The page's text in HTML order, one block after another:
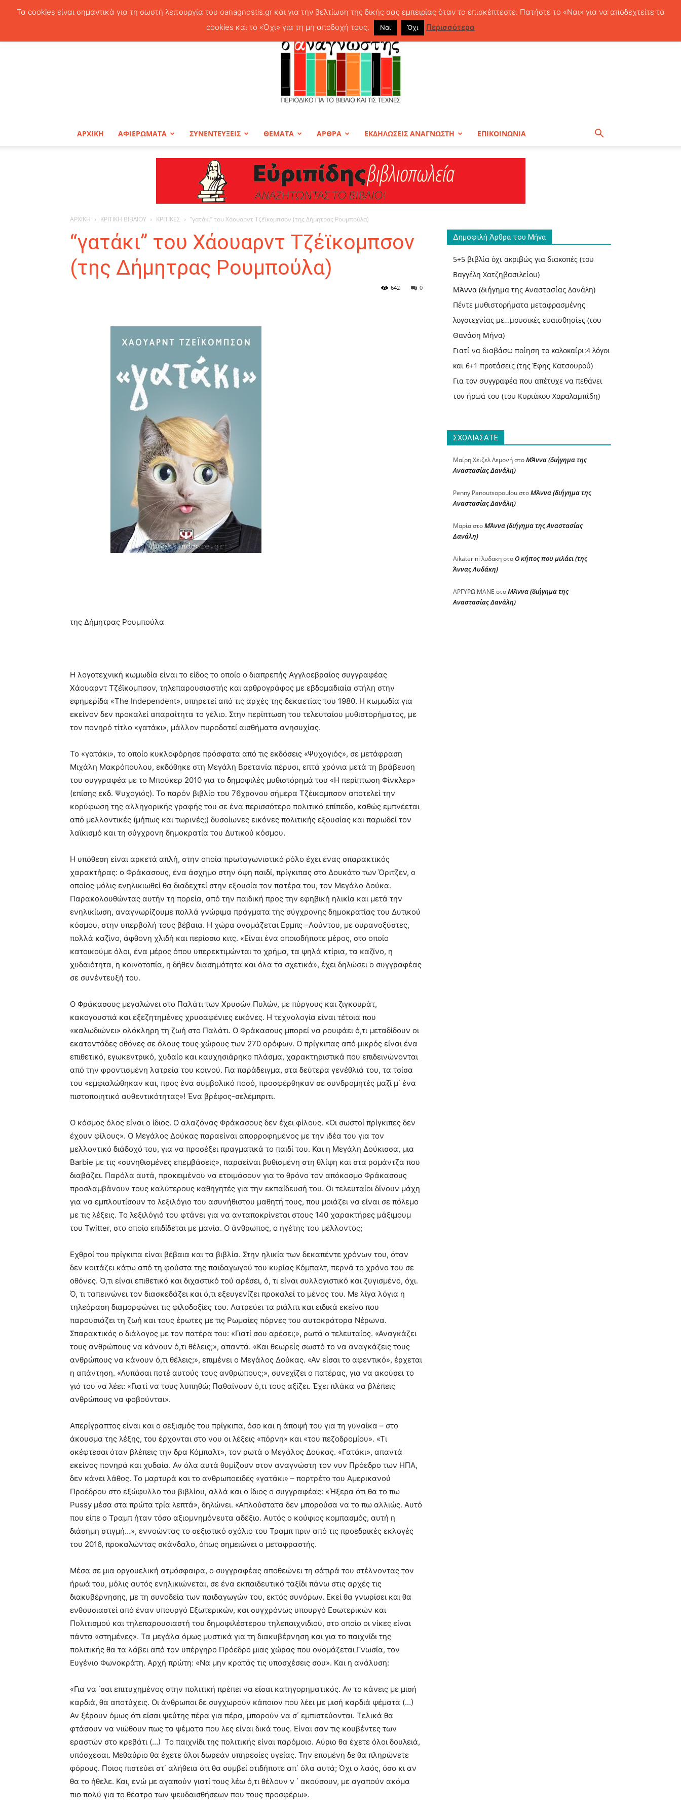
Σάββατο, 8 Αυγούστου, 2026
Ο
ΑΝΑΓΝΩΣΤΗΣ
ΤΕΧΝΕΣ
ΑΡΧΙΚΗ ΑΦΙΕΡΩΜΑΤΑ ΣΥΝΕΝΤΕΥΞΕΙΣ ΘΕΜΑΤΑ ΑΡΘΡΑ ΕΚΔΗΛΩΣΕΙΣ ΑΝΑΓΝΩΣΤΗ ΕΠΙΚΟΙΝΩΝΙΑ
ΑΡΧΙΚΗ ΚΡΙΤΙΚΗ ΒΙΒΛΙΟΥ ΚΡΙΤΙΚΕΣ “γατάκι” του Χάουαρντ Τζέϊκομπσον (της Δήμητρας Ρουμπούλα)
“γατάκι” του Χάουαρντ Τζέϊκομπσον
(της Δήμητρας Ρουμπούλα)
0
642
της Δήμητρας Ρουμπούλα
Η λογοτεχνική κωμωδία είναι το είδος το οποίο ο διαπρεπής Αγγλοεβραίος συγγραφέας
Χάουαρντ Τζέϊκομπσον, τηλεπαρουσιαστής και αρθρογράφος με εβδομαδιαία στήλη στην
εφημερίδα «The Independent», υπηρετεί από τις αρχές της δεκαετίας του 1980. Η κωμωδία για
εκείνον δεν προκαλεί απαραίτητα το γέλιο. Στην περίπτωση του τελευταίου μυθιστορήματος, με
τον πονηρό τίτλο «γατάκι», μάλλον πυροδοτεί αισθήματα ανησυχίας.
Το «γατάκι», το οποίο κυκλοφόρησε πρόσφατα από τις εκδόσεις «Ψυχογιός», σε μετάφραση
Μιχάλη Μακρόπουλου, εκδόθηκε στη Μεγάλη Βρετανία πέρυσι, επτά χρόνια μετά τη βράβευση
του συγγραφέα με το Μπούκερ 2010 για το δημοφιλές μυθιστόρημά του «Η περίπτωση Φίνκλερ»
(επίσης εκδ. Ψυχογιός). Το παρόν βιβλίο του 76χρονου σήμερα Τζέικομπσον αποτελεί την
κορύφωση της αλληγορικής γραφής του σε ένα περισσότερο πολιτικό επίπεδο, καθώς εμπνέεται
από μελλοντικές (μήπως και τωρινές;) δυσοίωνες εικόνες πολιτικής εξουσίας και παρωδεί τον
λαϊκισμό και τη σύγχρονη δημοκρατία του Δυτικού κόσμου.
Η υπόθεση είναι αρκετά απλή, στην οποία πρωταγωνιστικό ρόλο έχει ένας σπαρακτικός
χαρακτήρας: ο Φράκασους, ένα άσχημο στην όψη παιδί, πρίγκιπας στο Δουκάτο των Όριτζεν, ο
οποίος μόλις ενηλικιωθεί θα διαδεχτεί στην εξουσία τον πατέρα του, τον Μεγάλο Δούκα.
Παρακολουθώντας αυτήν τη πορεία, από την παιδική προς την εφηβική ηλικία και μετά την
ενηλικίωση, αναγνωρίζουμε πολλά γνώριμα πράγματα της σύγχρονης δημοκρατίας του Δυτικού
κόσμου, στην υπερβολή τους βέβαια. Η χώρα ονομάζεται Ερμπς –Λούντου, με ουρανοξύστες,
πολλά καζίνο, άφθονη χλιδή και περίσσιο κιτς. «Είναι ένα οποιοδήποτε μέρος, στο οποίο
κατοικούμε όλοι, ένα μέρος όπου υπερεκτιμώνται το χρήμα, τα ψηλά κτίρια, τα καζίνο, η
χυδαιότητα, η κοινοτοπία, η δήθεν διασημότητα και όλα τα σχετικά», έχει δηλώσει ο συγγραφέας
σε συνέντευξή του.
Ο Φράκασους μεγαλώνει στο Παλάτι των Χρυσών Πυλών, με πύργους και ζιγκουράτ,
κακογουστιά και εξεζητημένες χρυσαφένιες εικόνες. Η τεχνολογία είναι τέτοια που
«καλωδιώνει» ολόκληρη τη ζωή στο Παλάτι. Ο Φράκασους μπορεί να ρουφάει ό,τι μεταδίδουν οι
εκατοντάδες οθόνες σε όλους τους χώρους των 270 ορόφων. Ο πρίγκιπας από μικρός είναι ένα
επιθετικό, εγωκεντρικό, χυδαίο και καυχησιάρηκο πλάσμα, χαρακτηριστικά που επιδεινώνονται
από την φροντισμένη λατρεία του κοινού. Για παράδειγμα, στα δεύτερα γενέθλιά του, τα τσίσα
του «εμφιαλώθηκαν και, προς ένα συμβολικό ποσό, προσφέρθηκαν σε συνδρομητές μαζί μ΄ ένα
πιστοποιητικό αυθεντικότητας»! Ένα βρέφος-σελέμπριτι.
Ο κόσμος όλος είναι ο ίδιος. Ο αλαζόνας Φράκασους δεν έχει φίλους. «Οι σωστοί πρίγκιπες δεν
έχουν φίλους». Ο Μεγάλος Δούκας παραείναι απορροφημένος με την ιδέα του για τον
μελλοντικό διάδοχό του, για να προσέξει πραγματικά το παιδί του. Και η Μεγάλη Δούκισσα, μια
Barbie με τις «συνηθισμένες επεμβάσεις», παραείναι βυθισμένη στη θλίψη και στα ρομάντζα που
διαβάζει. Παρόλα αυτά, προκειμένου να ετοιμάσουν για το θρόνο τον απόκοσμο Φράκασους
προσλαμβάνουν τους καλύτερους καθηγητές για την εκπαίδευσή του. Οι τελευταίοι δίνουν μάχη
για να εμπλουτίσουν το λεξιλόγιο του ασυνήθιστου μαθητή τους, που μοιάζει να είναι σε πόλεμο
με τις λέξεις. Το λεξιλόγιό του φτάνει για να ανταποκρίνεται στους 140 χαρακτήρες μάξιμουμ
του Twitter, στο οποίο επιδίδεται με μανία. Ο άνθρωπος, ο ηγέτης του μέλλοντος;
Εχθροί του πρίγκιπα είναι βέβαια και τα βιβλία. Στην ηλικία των δεκαπέντε χρόνων του, όταν
δεν κοιτάζει κάτω από τη φούστα της παιδαγωγού του κυρίας Κόμπαλτ, περνά το χρόνο του σε
οθόνες. Ό,τι είναι επιθετικό και διχαστικό τού αρέσει, ό, τι είναι συλλογιστικό και ζυγισμένο, όχι.
Ό, τι ταπεινώνει τον διασκεδάζει και ό,τι εξευγενίζει προκαλεί το μένος του. Με λίγα λόγια η
τηλεόραση διαμορφώνει τις φιλοδοξίες του. Λατρεύει τα ριάλιτι και ειδικά εκείνο που
παρουσιάζει τη ζωή και τους έρωτες με τις Ρωμαίες πόρνες του αυτοκράτορα Νέρωνα.
Σπαρακτικός ο διάλογος με τον πατέρα του: «Γιατί σου αρέσει;», ρωτά ο τελευταίος. «Αναγκάζει
τους ανθρώπους να κάνουν ό,τι θέλεις;», απαντά. «Και θεωρείς σωστό το να αναγκάζεις τους
ανθρώπους να κάνουν ό,τι θέλεις;», επιμένει ο Μεγάλος Δούκας. «Αν είσαι το αφεντικό», έρχεται
η απάντηση. «Λυπάσαι ποτέ αυτούς τους ανθρώπους;», συνεχίζει ο πατέρας, για να ακούσει το
γιό του να λέει: «Γιατί να τους λυπηθώ; Παθαίνουν ό,τι τους αξίζει. Έχει πλάκα να βλέπεις
ανθρώπους να φοβούνται».
Απερίγραπτος είναι και ο σεξισμός του πρίγκιπα, όσο και η άποψή του για τη γυναίκα – στο
άκουσμα της λέξης, του έρχονται στο νου οι λέξεις «πόρνη» και «του πεζοδρομίου». «Τι
σκέφτεσαι όταν βλέπεις την δρα Κόμπαλτ», τον ρωτά ο Μεγάλος Δούκας. «Γατάκι», απαντά
εκείνος πονηρά και χυδαία. Αν όλα αυτά θυμίζουν στον αναγνώστη τον νυν Πρόεδρο των ΗΠΑ,
δεν κάνει λάθος. Το μαρτυρά και το ανθρωποειδές «γατάκι» – πορτρέτο του Αμερικανού
Προέδρου στο εξώφυλλο του βιβλίου, αλλά και ο ίδιος ο συγγραφέας: «Ήξερα ότι θα το πω
Pussy μέσα στα πρώτα τρία λεπτά», δηλώνει. «Απλούστατα δεν μπορούσα να το πω αλλιώς. Αυτό
που είπε ο Τραμπ ήταν τόσο αξιομνημόνευτα αδέξιο. Αυτός ο κούφιος κομπασμός, αυτή η
διάσημη στιγμή…», εννοώντας το σεξιστικό σχόλιο του Τραμπ πριν από τις προεδρικές εκλογές
του 2016, προκαλώντας σκάνδαλο, όπως σημειώνει ο μεταφραστής.
Μέσα σε μια οργουελική ατμόσφαιρα, ο συγγραφέας αποθεώνει τη σάτιρά του στέλνοντας τον
ήρωά του, μόλις αυτός ενηλικιώνεται, σε ένα εκπαιδευτικό ταξίδι πάνω στις αρχές τις
διακυβέρνησης, με τη συνοδεία των παιδαγωγών του, εκτός συνόρων. Εκεί θα γνωρίσει και θα
ενθουσιαστεί από έναν υπουργό Εξωτερικών, και συγχρόνως υπουργό Εσωτερικών και
Πολιτισμού και τηλεπαρουσιαστή του δημοφιλέστερου τηλεπαιχνιδιού, στο οποίο οι νίκες είναι
πάντα «στημένες». Τα μεγάλα όμως μυστικά για τη διακυβέρνηση και για το παιχνίδι της
πολιτικής θα τα λάβει από τον υπέργηρο Πρόεδρο μιας χώρας που ονομάζεται Γνωσία, τον
Ευγένιο Φωνοκράτη. Αρχή πρώτη: «Να μην κρατάς τις υποσχέσεις σου». Και η ανάλυση:
«Για να ΄σαι επιτυχημένος στην πολιτική πρέπει να είσαι κατηγορηματικός. Αν το κάνεις με μισή
καρδιά, θα αποτύχεις. Οι άνθρωποι δε συγχωρούν κάποιον που λέει με μισή καρδιά ψέματα (…)
Αν ξέρουν όμως ότι είσαι ψεύτης πέρα για πέρα, μπορούν να σ΄ εμπιστεύονται. Τελικά θα
φτάσουν να νιώθουν πως τα ψέματα που λες είναι δικά τους. Είναι σαν τις κουβέντες των
εραστών στο κρεβάτι (…) Το παιχνίδι της πολιτικής είναι παρόμοιο. Αύριο θα έχετε όλοι δουλειά,
υπόσχεσαι. Μεθαύριο θα έχετε όλοι δωρεάν υπηρεσίες υγείας. Την επομένη δε θα πληρώνετε
φόρους. Ποιος πιστεύει στ΄ αλήθεια ότι θα συμβεί οτιδήποτε απ΄ όλα αυτά; Όχι ο λαός, όσο κι αν
θα το ήθελε. Και, ενώ με αγαπούν γιατί τους λέω ό,τι θέλουν ν ΄ ακούσουν, με αγαπούν ακόμα
πιο πολύ για το θέατρο των ψευδαισθήσεων που τους προσφέρω».
Δημοφιλή Άρθρα του Μήνα
5+5 βιβλία όχι ακριβώς για διακοπές (του
Βαγγέλη Χατζηβασιλείου)
ΜΆννα (διήγημα της Αναστασίας Δανάλη)
Πέντε μυθιστορήματα μεταφρασμένης
λογοτεχνίας με…μουσικές ευαισθησίες (του
Θανάση Μήνα)
Γιατί να διαβάσω ποίηση το καλοκαίρι:4 λόγοι
και 6+1 προτάσεις (της Έφης Κατσουρού)
Για τον συγγραφέα που απέτυχε να πεθάνει
τον ήρωά του (του Κυριάκου Χαραλαμπίδη)
ΣΧΟΛΙΑΣΑΤΕ
Μαίρη Χέιζελ ΛεμονήστοΜΆννα (διήγημα της
Αναστασίας Δανάλη)
Penny PanoutsopoulouστοΜΆννα (διήγημα της
Αναστασίας Δανάλη)
ΜαρίαστοΜΆννα (διήγημα της Αναστασίας
Δανάλη)
Aikaterini λυδακηστοΟ κήπος που μιλάει (της
Άννας Λυδάκη)
ΑΡΓΥΡΩ ΜΑΝΕ στοΜΆννα (διήγημα της
Αναστασίας Δανάλη)
Τα cookies είναι σημαντικά για τη σωστή λειτουργία του oanagnostis.gr και για την βελτίωση της δικής σας εμπειρίας όταν το επισκέπτεστε. Πατήστε το «Ναι» για να αποδεχτείτε τα
cookies και το «Όχι» για τη μη αποδοχή τους.
Ναι Όχι Περισσότερα